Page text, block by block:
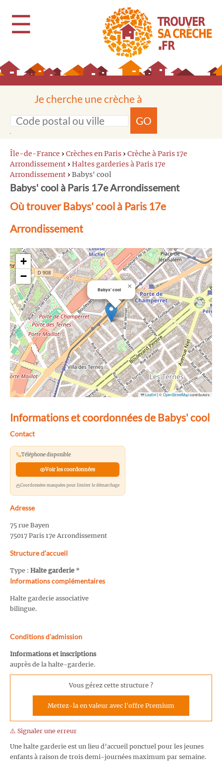
☰
Je cherche une crèche à
GO
Île-de-France › Crèches en Paris › Crèche à Paris 17e
Arrondissement › Haltes garderies à Paris 17e
Arrondissement › Babys' cool
Babys' cool à Paris 17e Arrondissement
Où trouver Babys' cool à Paris 17e
Arrondissement
Babys' cool ×
+
−
Leaflet|©OpenStreetMapcontributors
Informations et coordonnées de Babys' cool
Contact
Téléphone disponible
Voir les coordonnées
Coordonnées masquées pour limiter le démarchage
Adresse
75 rue Bayen
75017 Paris 17e Arrondissement
Structure d’accueil
Type : Halte garderie *
Informations complémentaires
Halte garderie associative
bilingue.
Conditions d'admission
Informations et inscriptions
auprès de la halte-garderie.
Vous gérez cette structure ?
Mettez-la en valeur avec l'offre Premium
⚠️ Signaler une erreur
Une halte garderie est un lieu d’accueil ponctuel pour les jeunes
enfants à raison de trois demi-journées maximum par semaine.